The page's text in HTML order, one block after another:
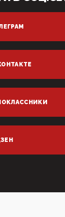
СБП это
ИНН при
2025 года
Киев не